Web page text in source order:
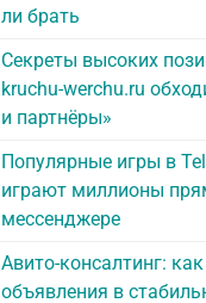
ли брать
Секреты высоких
kruchu-werchu.ru
и партнёры»
Популярные игры в
играют миллионы
мессенджере
Авито-консалтинг:
объявления в